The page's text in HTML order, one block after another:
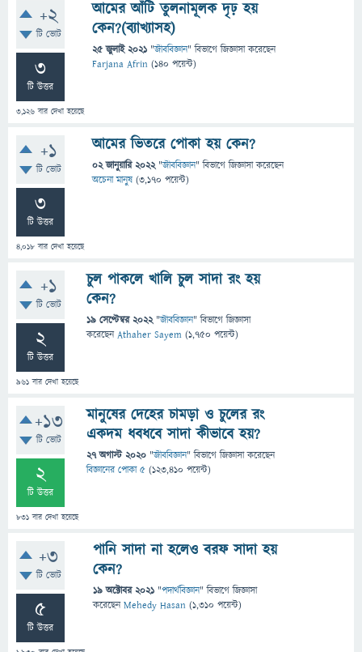
+2
টি ভোট
3
টি উত্তর
3,126 বার দেখা হয়েছে
আমের আঁটি তুলনামূলক দৃঢ় হয়
কেন?(ব্যাখ্যাসহ)
25 জুলাই 2021 "জীববিজ্ঞান" বিভাগে জিজ্ঞাসাকরেছেন
Farjana Afrin (140 পয়েন্ট)
+1
টি ভোট
3
টি উত্তর
4,018 বার দেখা হয়েছে
আমের ভিতরে পোকা হয় কেন?
02 জানুয়ারি 2022 "জীববিজ্ঞান" বিভাগে জিজ্ঞাসাকরেছেন
অচেনা মানুষ (3,170 পয়েন্ট)
+1
টি ভোট
2
টি উত্তর
961 বার দেখা হয়েছে
চুল পাকলে খালি চুল সাদা রং হয়
কেন?
19 সেপ্টেম্বর 2022 "জীববিজ্ঞান" বিভাগে জিজ্ঞাসা
করেছেনAthaher Sayem (1,750 পয়েন্ট)
+13
টি ভোট
2
টি উত্তর
831 বার দেখা হয়েছে
মানুষের দেহের চামড়া ও চুলের রং
একদম ধবধবে সাদা কীভাবে হয়?
27 অগাস্ট 2020 "জীববিজ্ঞান" বিভাগে জিজ্ঞাসাকরেছেন
বিজ্ঞানের পোকা ৫ (123,410 পয়েন্ট)
+3
টি ভোট
5
টি উত্তর
পানি সাদা না হলেও বরফ সাদা হয়
কেন?
19 অক্টোবর 2021 "পদার্থবিজ্ঞান" বিভাগে জিজ্ঞাসা
করেছেনMehedy Hasan (1,310 পয়েন্ট)